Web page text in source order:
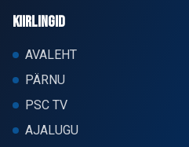
KIIRLINGID
AVALEHT
PÄRNU
PSC TV
AJALUGU